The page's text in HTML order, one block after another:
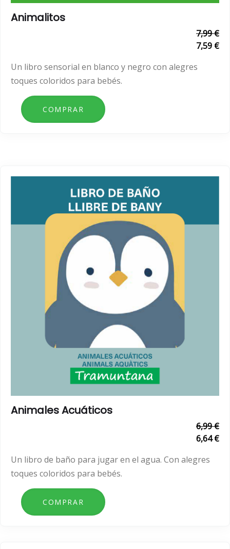
Animalitos
7,99 €
7,59 €
Un libro sensorial en blanco y negro con alegres
toques coloridos para bebés.
Animales Acuáticos
6,99 €
6,64 €
Un libro de baño para jugar en el agua. Con alegres
toques coloridos para bebés.